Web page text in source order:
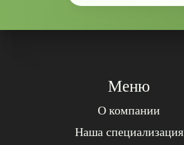
Меню
О компании
Наша специализация